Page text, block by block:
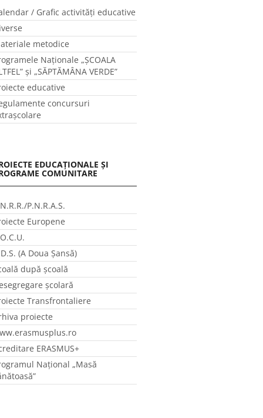
/ Grafic activităţi educative
metodice
Naţionale „ŞCOALA
și „SĂPTĂMÂNA VERDE”
educative
concursuri
EDUCAȚIONALE ȘI
COMUNITARE
P.N.R.A.S.
Europene
(A Doua Șansă)
după școală
școlară
Transfrontaliere
proiecte
ERASMUS+
Național „Masă